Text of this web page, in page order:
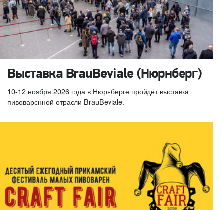
Выставка BrauBeviale (Нюрнберг)
10-12 ноября 2026 года в Нюрнберге пройдёт выставка
пивоваренной отрасли BrauBeviale.